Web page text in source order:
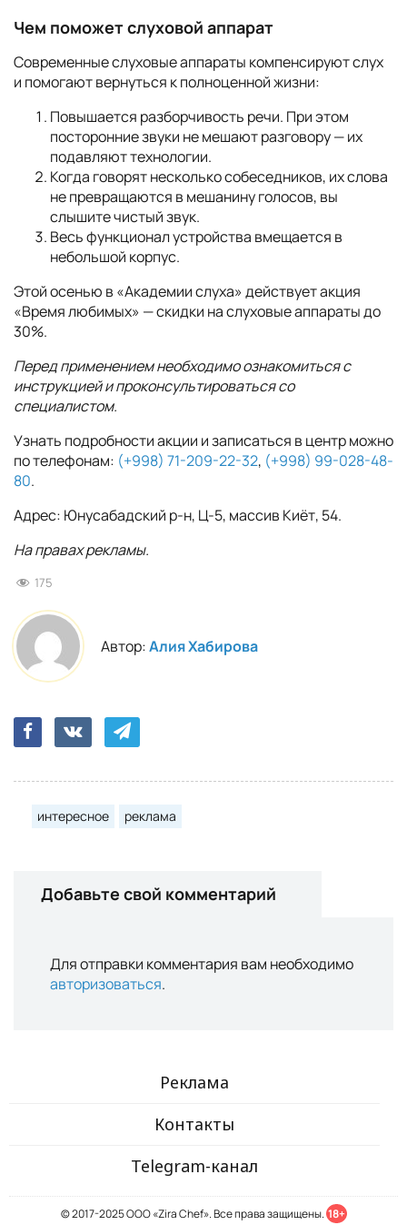
Чем поможет слуховой аппарат
Современные слуховые аппараты компенсируют слух
и помогают вернуться к полноценной жизни:
Повышается разборчивость речи. При этом
посторонние звуки не мешают разговору — их
подавляют технологии.
Когда говорят несколько собеседников, их слова
не превращаются в мешанину голосов, вы
слышите чистый звук.
Весь функционал устройства вмещается в
небольшой корпус.
Этой осенью в «Академии слуха» действует акция
«Время любимых» — скидки наслуховые аппараты до
30%.
Перед применением необходимо ознакомиться с
инструкцией и проконсультироваться со
специалистом.
Узнать подробности акции и записаться в центр можно
по телефонам: (+998) 71-209-22-32, (+998) 99-028-48-
80.
Адрес: Юнусабадский р-н, Ц-5, массив Киёт, 54.
На правах рекламы.
175
Автор:Алия Хабирова
интересное реклама
Добавьте свой комментарий
Для отправки комментария вам необходимо
авторизоваться.
Реклама
Контакты
Telegram-канал
© 2017-2025 ООО «Zira Chef». Все права защищены. 18+